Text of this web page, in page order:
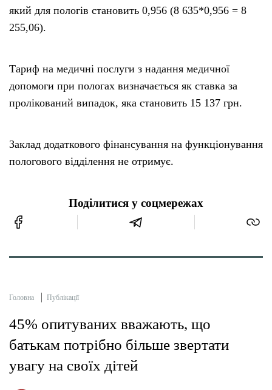
який для пологів становить 0,956 (8 635*0,956 = 8
255,06).
Тариф на медичні послуги з надання медичної
допомоги при пологах визначається як ставка за
пролікований випадок, яка становить 15 137 грн.
Заклад додаткового фінансування на функціонування
пологового відділення не отримує.
Поділитися у соцмережах
Головна Публікації
45% опитуваних вважають, що
батькам потрібно більше звертати
увагу на своїх дітей